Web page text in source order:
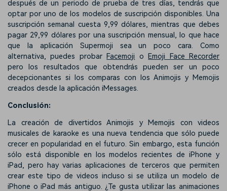
después de un periodo de prueba de tres días, tendrás que
optar por uno de los modelos de suscripción disponibles. Una
suscripción semanal cuesta 9,99 dólares, mientras que debes
pagar 29,99 dólares por una suscripción mensual, lo que hace
que la aplicación Supermoji sea un poco cara. Como
alternativa, puedes probarFacemoji oEmoji Face Recorder
pero los resultados que obtendrás pueden ser un poco
decepcionantes si los comparas con los Animojis y Memojis
creados desde la aplicación iMessages.
Conclusión:
La creación de divertidos Animojis y Memojis con videos
musicales de karaoke es una nueva tendencia que sólo puede
crecer en popularidad en el futuro. Sin embargo, esta función
sólo está disponible en los modelos recientes de iPhone y
iPad, pero hay varias aplicaciones de terceros que permiten
crear este tipo de videos incluso si se utiliza un modelo de
iPhone o iPad más antiguo. ¿Te gusta utilizar las animaciones